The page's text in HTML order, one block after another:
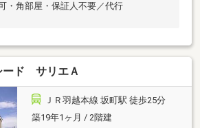
・角部屋・保証人不要／代行
ード サリエＡ
ＪＲ羽越本線 坂町駅 徒歩25分
築19年1ヶ月 / 2階建